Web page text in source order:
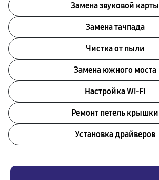
Замена звуковой карты
Замена тачпада
Чистка от пыли
Замена южного моста
Настройка Wi-Fi
Ремонт петель крышки
Установка драйверов